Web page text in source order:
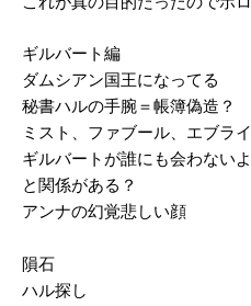
ギルバート編
ダムシアン国王になってる
秘書ハルの手腕＝帳簿偽造？
ミスト、ファブール、エブラ
ギルバートが誰にも会わない
と関係がある？
アンナの幻覚悲しい顔
隕石
ハル探し